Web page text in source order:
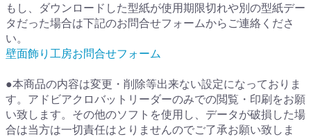
もし、ダウンロードした型紙が使用期限切れや別の型紙デー
タだった場合は下記のお問合せフォームからご連絡くださ
い。
壁面飾り工房お問合せフォーム
●本商品の内容は変更・削除等出来ない設定になっておりま
す。アドビアクロバットリーダーのみでの閲覧・印刷をお願
い致します。その他のソフトを使用し、データが破損した場
合は当方は一切責任はとりませんのでご了承お願い致しま